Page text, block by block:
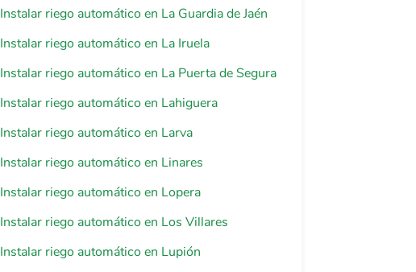
Instalar riego automático en La Guardia de Jaén
Instalar riego automático en La Iruela
Instalar riego automático en La Puerta de Segura
Instalar riego automático en Lahiguera
Instalar riego automático en Larva
Instalar riego automático en Linares
Instalar riego automático en Lopera
Instalar riego automático en Los Villares
Instalar riego automático en Lupión